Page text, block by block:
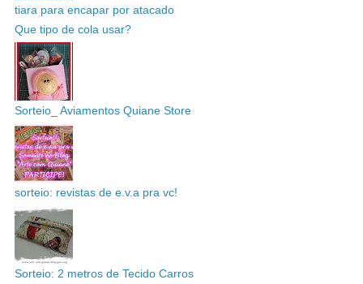
tiara para encapar por atacado
Que tipo de cola usar?
Sorteio_ Aviamentos Quiane Store
sorteio: revistas de e.v.a pra vc!
Sorteio: 2 metros de Tecido Carros